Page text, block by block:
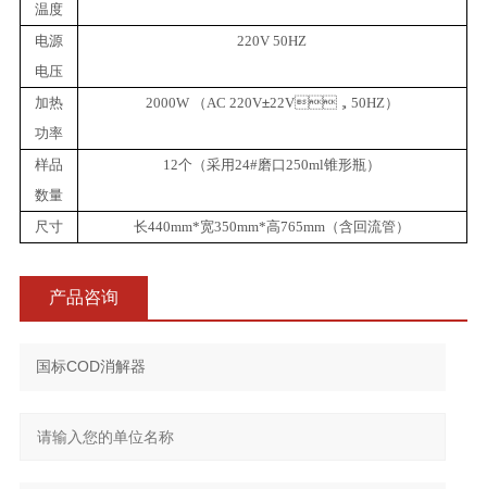
温度
电源
电压
220V 50HZ
加热
功率
2000W （AC 220V±22V， 50HZ）
样品
数量
12个（采用24#磨口250ml锥形瓶）
尺寸 长440mm*宽350mm*高765mm （含回流管）
产品咨询